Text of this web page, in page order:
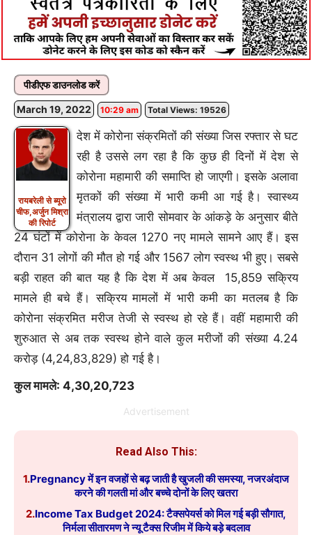
पीडीएफ डाउनलोड करें
March 19, 2022 10:29 am Total Views: 19526
रायबरेली से ब्यूरो
चीफ,अर्जुन मिश्रा
की रिपोर्ट
देश में कोरोना संक्रमितों की संख्या जिस रफ्तार से घट
रही है उससे लग रहा है कि कुछ ही दिनों में देश से
कोरोना महामारी की समाप्ति हो जाएगी। इसके अलावा
मृतकों की संख्या में भारी कमी आ गई है। स्वास्थ्य
मंत्रालय द्वारा जारी सोमवार के आंकड़े के अनुसार बीते
24 घंटों में कोरोना के केवल 1270 नए मामले सामने आए हैं। इस
दौरान 31 लोगों की मौत हो गई और 1567 लोग स्वस्थ भी हुए। सबसे
बड़ी राहत की बात यह है कि देश में अब केवल 15,859 सक्रिय
मामले ही बचे हैं। सक्रिय मामलों में भारी कमी का मतलब है कि
कोरोना संक्रमित मरीज तेजी से स्वस्थ हो रहे हैं। वहीं महामारी की
शुरुआत से अब तक स्वस्थ होने वाले कुल मरीजों की संख्या 4.24
करोड़ (4,24,83,829) हो गई है।
कुल मामले: 4,30,20,723
Advertisement
Read Also This:
1.Pregnancy में इन वजहों से बढ़ जाती है खुजली की समस्या, नजरअंदाज
करने की गलती मां और बच्चे दोनों के लिए खतरा
2.Income Tax Budget 2024: टैक्सपेयर्स को मिल गई बड़ी सौगात,
निर्मला सीतारमण ने न्यू टैक्स रिजीम में किये बड़े बदलाव